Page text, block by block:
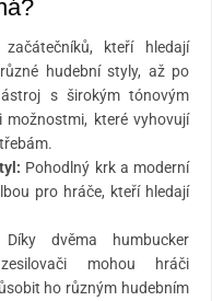
kteří hledají
hudební styly, až po
s širokým tónovým
možnostmi, které vyhovují
Pohodlný krk a moderní
pro hráče, kteří hledají
Díky dvěma humbucker
mohou hráči
ho různým hudebním